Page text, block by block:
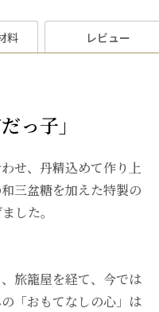
料 レビュー
っ子」
せ、丹精込めて作り上
三盆糖を加えた特製の
した。
旅籠屋を経て、今では
「おもてなしの心」は